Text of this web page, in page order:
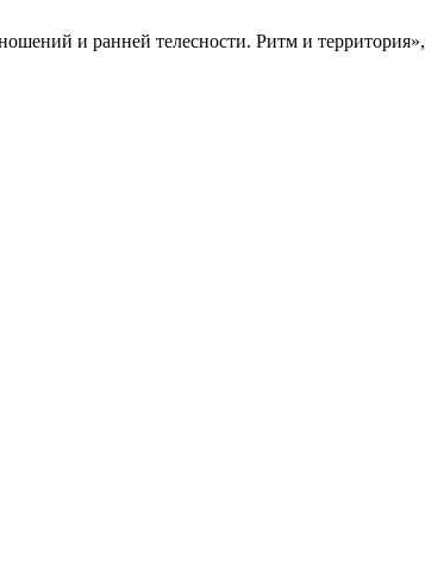
и ранней телесности. Ритм и территория»,